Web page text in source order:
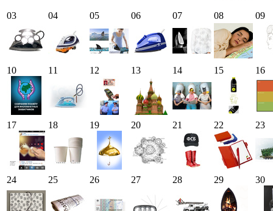
03 04 05 06 07 08 09
10 11 12 13 14 15 16
17 18 19 20 21 22 23
24 25 26 27 28 29 30